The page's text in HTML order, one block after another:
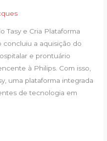
Tasy e Cria Plataforma
concluiu a aquisição do
e prontuário
à Philips. Com isso,
uma plataforma integrada
de tecnologia em